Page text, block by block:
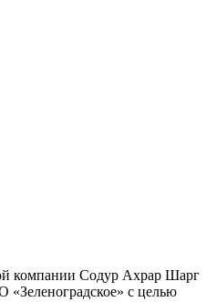
компании Содур Ахрар Шарг
«Зеленоградское» с целью